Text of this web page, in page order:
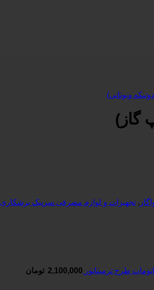
وبوتانی)
, تجهیزات و لوازم مصرفی سرپیک برشکاری
طرح ترمیناتور 2,100,000 تومان